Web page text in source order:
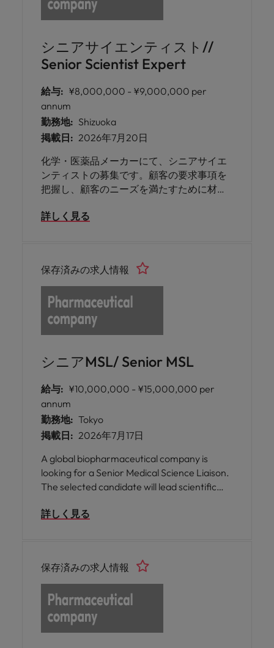
シニアサイエンティスト//
Senior Scientist Expert
給与: ¥8,000,000 - ¥9,000,000 per
annum
勤務地: Shizuoka
掲載日: 2026年7月20日
化学・医薬品メーカーにて、シニアサイエ
ンティストの募集です。顧客の要求事項を
把握し、顧客のニーズを満たすために材料
ン、性能評価、顧客訪問、量産化までの開
詳しく見る
シニアMSL/ Senior MSL
保存済みの求人情報
給与: ¥10,000,000 - ¥15,000,000 per
annum
勤務地: Tokyo
掲載日: 2026年7月17日
A global biopharmaceutical company is
looking for a Senior Medical Science Liaison.
The selected candidate will lead scientific
support Medical Affairs initiatives, provide
organisation’s medical strategy.
詳しく見る
保存済みの求人情報